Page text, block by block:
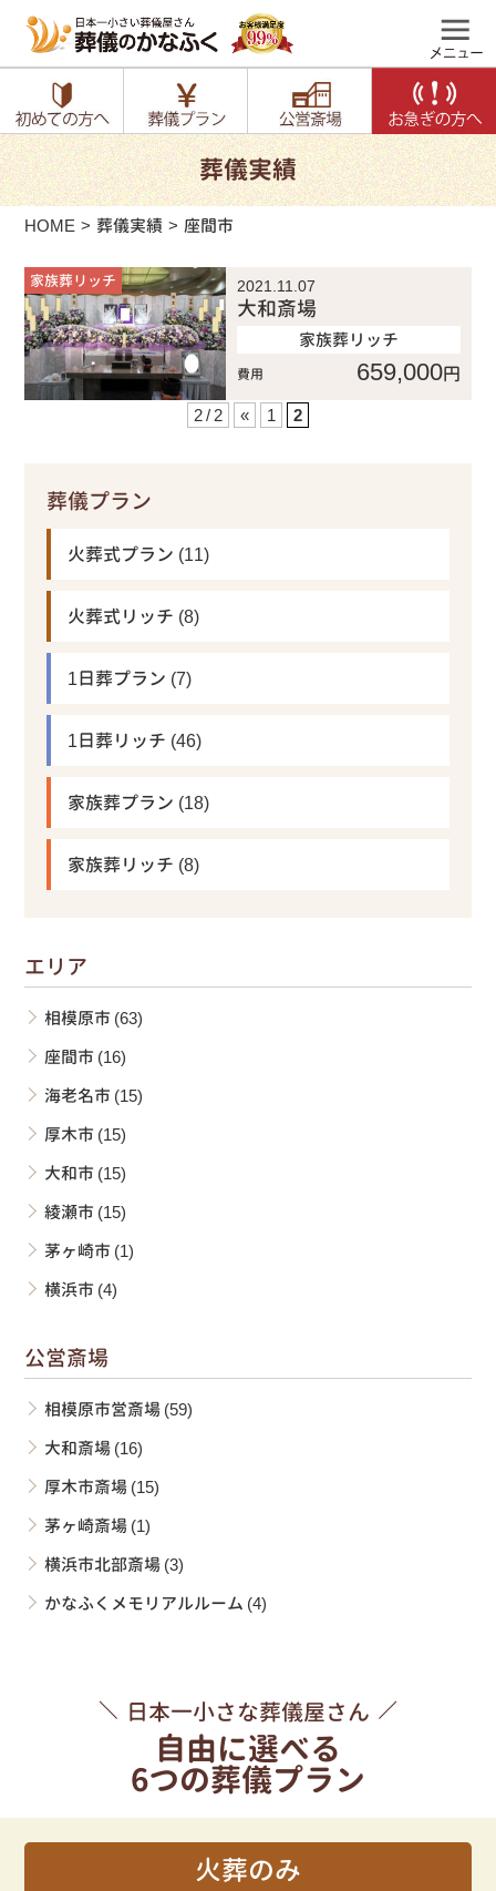
葬儀実績
HOME 葬儀実績 座間市
家族葬リッチ 2021.11.07
大和斎場
家族葬リッチ
費用 659,000円
2 / 2 « 1 2
葬儀プラン
火葬式プラン (11)
火葬式リッチ (8)
1日葬プラン (7)
1日葬リッチ (46)
家族葬プラン (18)
家族葬リッチ (8)
エリア
相模原市 (63)
座間市 (16)
海老名市 (15)
厚木市 (15)
大和市 (15)
綾瀬市 (15)
茅ヶ崎市 (1)
横浜市 (4)
公営斎場
相模原市営斎場(59)
大和斎場(16)
厚木市斎場(15)
茅ヶ崎斎場(1)
横浜市北部斎場(3)
かなふくメモリアルルーム (4)
日本一小さな葬儀屋さん
自由に選べる
6つの葬儀プラン
火葬のみ